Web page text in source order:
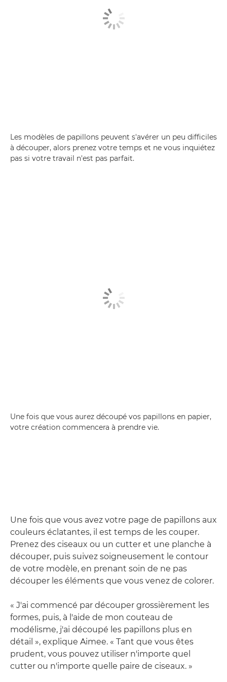
Les modèles de papillons peuvent s'avérer un peu difficiles
à découper, alors prenez votre temps et ne vous inquiétez
pas si votre travail n'est pas parfait.
Une fois que vous aurez découpé vos papillons en papier,
votre création commencera à prendre vie.
Une fois que vous avez votre page de papillons aux
couleurs éclatantes, il est temps de les couper.
Prenez des ciseaux ou un cutter et une planche à
découper, puis suivez soigneusement le contour
de votre modèle, en prenant soin de ne pas
découper les éléments que vous venez de colorer.
« J'ai commencé par découper grossièrement les
formes, puis, à l'aide de mon couteau de
modélisme, j'ai découpé les papillons plus en
détail », explique Aimee. « Tant que vous êtes
prudent, vous pouvez utiliser n'importe quel
cutter ou n'importe quelle paire de ciseaux. »